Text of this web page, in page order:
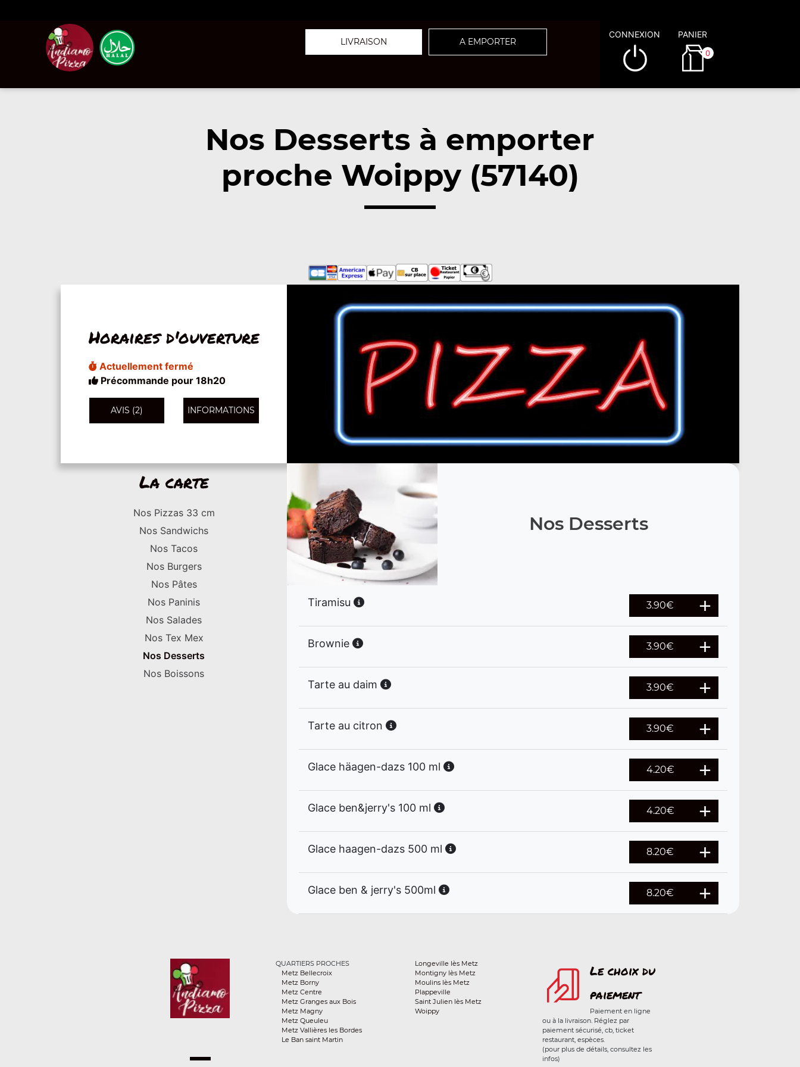
LIVRAISON A EMPORTER
CONNEXION PANIER
0
Nos Desserts à emporter
proche Woippy (57140)
Horaires d'ouverture
Actuellement fermé
Précommande pour 18h20
AVIS (2) INFORMATIONS
La carte
Nos Pizzas 33 cm
Nos Sandwichs
Nos Tacos
Nos Burgers
Nos Pâtes
Nos Paninis
Nos Salades
Nos Tex Mex
Nos Desserts
Nos Boissons
Nos Desserts
Tiramisu 3.90€
Brownie 3.90€
Tarte au daim 3.90€
Tarte au citron 3.90€
Glace häagen-dazs 100 ml 4.20€
Glace ben&jerry's 100 ml 4.20€
Glace haagen-dazs 500 ml 8.20€
Glace ben & jerry's 500ml 8.20€
QUARTIERS PROCHES
Metz Bellecroix
Metz Borny
Metz Centre
Metz Granges aux Bois
Metz Magny
Metz Queuleu
Metz Vallières les Bordes
Le Ban saint Martin
Longeville lès Metz
Montigny lès Metz
Moulins lès Metz
Plappeville
Saint Julien lès Metz
Woippy
Le choix du
paiement
Paiement en ligne
ou à la livraison. Réglez par
paiement sécurisé, cb, ticket
restaurant, espèces.
(pour plus de détails, consultez les
infos)